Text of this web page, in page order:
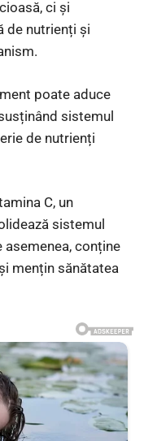
ci și
de nutrienți și
poate aduce
sistemul
de nutrienți
C, un
sistemul
conține
mențin sănătatea